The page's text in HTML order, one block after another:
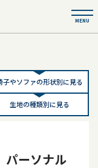
子やソファの形状別に見る
生地の種類別に見る
ーソナル